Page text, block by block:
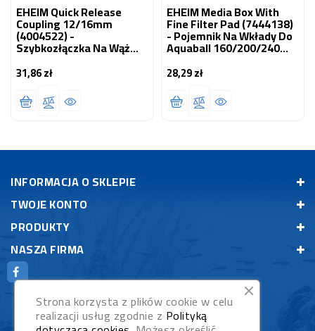
EHEIM Quick Release
Coupling 12/16mm
(4004522) -
Szybkozłączka Na Wąż
12/16mm
31,86 złCena
EHEIM Media Box With
Fine Filter Pad (7444138)
- Pojemnik Na Wkłady Do
Aquaball 160/200/240
(2401, 2402, 2403)
28,29 złCena
INFORMACJA O SKLEPIE
TWOJE KONTO
PRODUKTY
NASZA FIRMA
Strona korzysta z plików cookie w celu
realizacji usług zgodnie z Polityką